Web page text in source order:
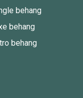
behang
behang
behang